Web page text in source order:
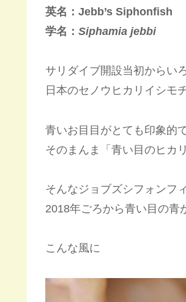
英名：Jebb’s Siphonfish
学名： Siphamia jebbi
サリダイブ開設当初からい
日本のセノウヒカリイシモ
青いお目目がとても印象的
そのまんま「青い目のヒカ
そんなジョブズシフォンフ
2018年ごろから青い目の青
こんな風に